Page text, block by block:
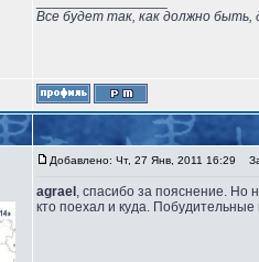
Все будет так, как должно быть,
Добавлено: Чт, 27 Янв, 2011 16:29
agrael , спасибо за пояснение. Но
кто поехал и куда.